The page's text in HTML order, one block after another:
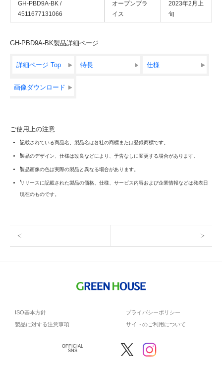
GH-PBD9A-BK /
4511677131066
オープンプラ
イス
2023年2月上
旬
GH-PBD9A-BK製品詳細ページ
詳細ページ Top 特長 仕様
画像ダウンロード
ご使用上の注意
記載されている商品名、製品名は各社の商標または登録商標です。
製品のデザイン、仕様は改良などにより、予告なしに変更する場合があります。
製品画像の色は実際の製品と異なる場合があります。
リリースに記載された製品の価格、仕様、サービス内容および企業情報などは発表日
現在のものです。
ISO基本方針
プライバシーポリシー
製品に対する注意事項
サイトのご利用について
OFFICIAL
SNS